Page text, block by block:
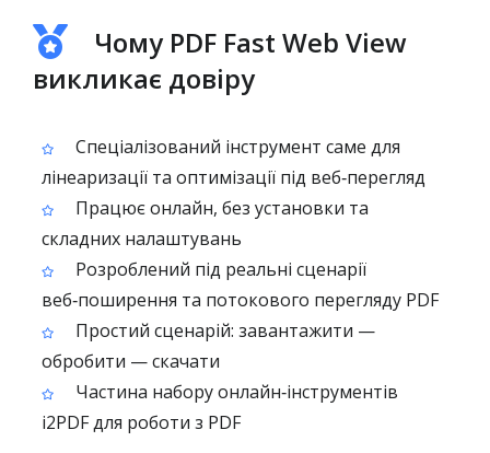
Чому PDF Fast Web View
викликає довіру
Спеціалізований інструмент саме для
лінеаризації та оптимізації під веб‑перегляд
Працює онлайн, без установки та
складних налаштувань
Розроблений під реальні сценарії
веб‑поширення та потокового перегляду PDF
Простий сценарій: завантажити —
обробити — скачати
Частина набору онлайн‑інструментів
i2PDF для роботи з PDF